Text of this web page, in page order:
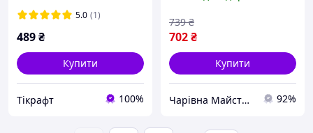
5.0 (1)
489₴
Купити
Тікрафт 100%
702₴
739 ₴
Купити
Чарівна Майстерня 92%